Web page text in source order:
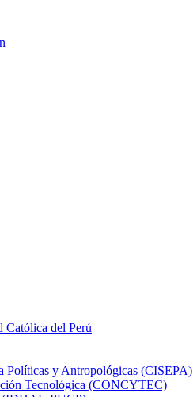
Católica del Perú
Políticas y Antropológicas (CISEPA)
Tecnológica (CONCYTEC)